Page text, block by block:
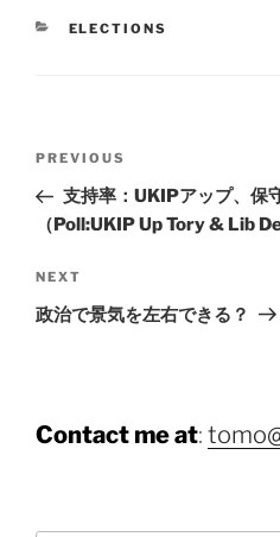
CATEGORIES
ELECTIONS
navigation
Previous
Post
PREVIOUS
支持率：UKIPアップ、保
（Poll:UKIP Up Tory & Lib
Next
Post
NEXT
政治で景気を左右できる？
Contact me at: